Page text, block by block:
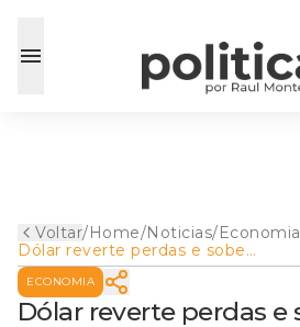
Voltar/Home/Noticias/Economia
Dólar reverte perdas e sobe
para R$ 5,11 com apostas de
alta de juros nos EUA; Bolsa
cai
ECONOMIA
Dólar reverte perdas e